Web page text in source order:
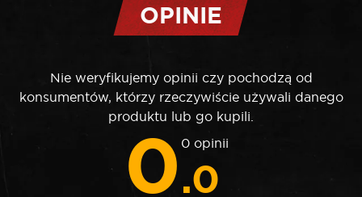
OPINIE
Nie weryfikujemy opinii czy pochodzą od
konsumentów, którzy rzeczywiście używali danego
produktu lub go kupili.
0.0
0 opinii